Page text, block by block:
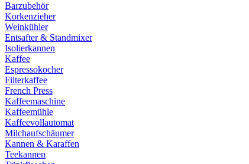
Barzubehör
Korkenzieher
Weinkühler
Entsafter & Standmixer
Isolierkannen
Kaffee
Espressokocher
Filterkaffee
French Press
Kaffeemaschine
Kaffeemühle
Kaffeevollautomat
Milchaufschäumer
Kannen & Karaffen
Teekannen